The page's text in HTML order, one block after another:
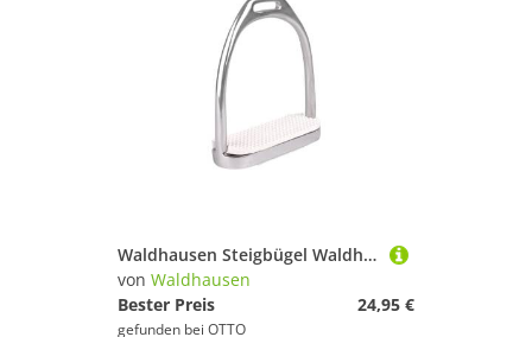
Waldhausen Steigbügel Waldhausen Steigbügel Economic
von Waldhausen
Bester Preis
24,95 €
gefunden bei OTTO